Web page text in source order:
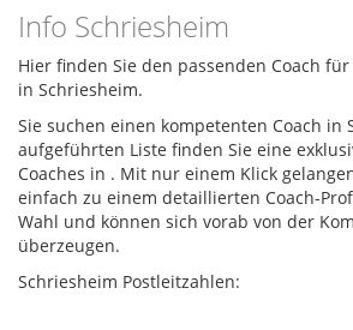
Info Schriesheim
Hier finden Sie den passenden Coach
in Schriesheim.
Sie suchen einen kompetenten Coach in
aufgeführten Liste finden Sie eine
Coaches in . Mit nur einem Klick
einfach zu einem detaillierten Coach-
Wahl und können sich vorab von der
überzeugen.
Schriesheim Postleitzahlen: